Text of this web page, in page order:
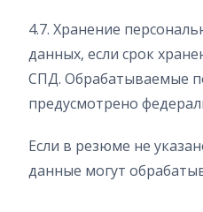
4.7. Хранение
данных, если срок
СПД. Обрабатываемые
предусмотрено
Если в резюме не
данные могут